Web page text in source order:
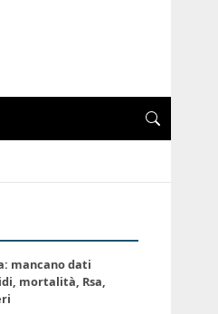
mancano dati
mortalità, Rsa,